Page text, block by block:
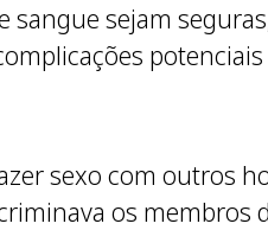
sejam
sexo com outros
os membros